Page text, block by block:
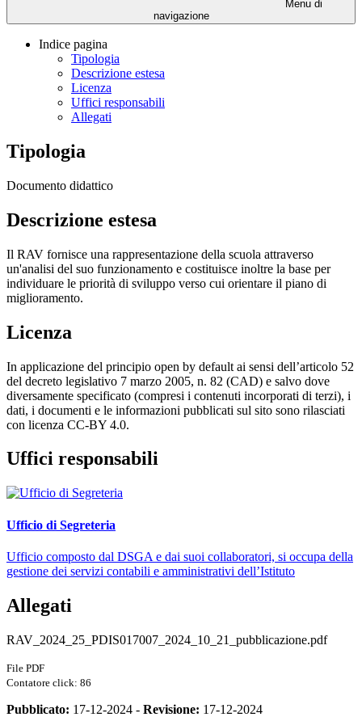
Menu di
navigazione
Indice pagina
Tipologia
Descrizione estesa
Licenza
Uffici responsabili
Allegati
Tipologia
Documento didattico
Descrizione estesa
Il RAV fornisce una rappresentazione della scuola attraverso
un'analisi del suo funzionamento e costituisce inoltre la base per
individuare le priorità di sviluppo verso cui orientare il piano di
miglioramento.
Licenza
In applicazione del principio open by default ai sensi dell’articolo 52
del decreto legislativo 7 marzo 2005, n. 82 (CAD) e salvo dove
diversamente specificato (compresi i contenuti incorporati di terzi), i
dati, i documenti e le informazioni pubblicati sul sito sono rilasciati
con licenza CC-BY 4.0.
Uffici responsabili
Ufficio di Segreteria
Ufficio composto dal DSGA e dai suoi collaboratori, si occupa della
gestione dei servizi contabili e amministrativi dell’Istituto
Allegati
RAV_2024_25_PDIS017007_2024_10_21_pubblicazione.pdf
File PDF
Contatore click: 86
Pubblicato: 17-12-2024 - Revisione: 17-12-2024